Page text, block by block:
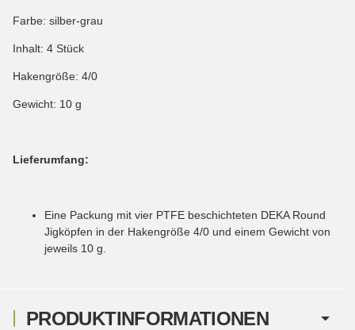
PRODUKTINFORMATIONEN
Farbe: silber-grau
Inhalt: 4 Stück
Hakengröße: 4/0
Gewicht: 10 g
Lieferumfang:
Eine Packung mit vier PTFE beschichteten DEKA Round
Jigköpfen in der Hakengröße 4/0 und einem Gewicht von
jeweils 10 g.